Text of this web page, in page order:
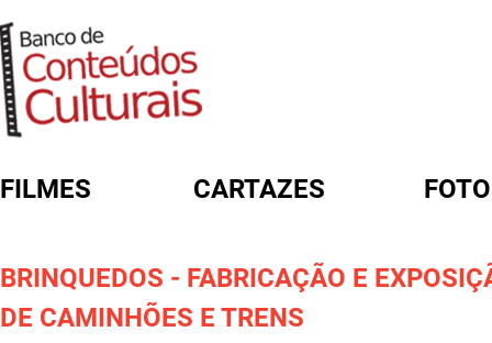
FILMES CARTAZES
BRINQUEDOS - FABRICAÇÃO E
DE CAMINHÕES E TRENS
FORMULÁRIO DE BUSCA